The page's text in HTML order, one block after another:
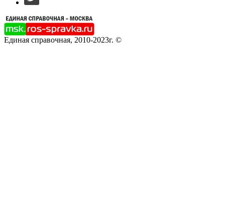
Единая справочная, 2010-2023г. ©